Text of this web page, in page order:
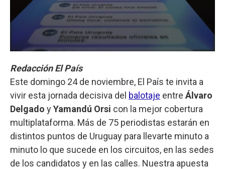
Redacción El País
Este domingo 24 de noviembre, El País te invita a
vivir esta jornada decisiva del balotaje entre Álvaro
Delgado yYamandú Orsi con la mejor cobertura
multiplataforma. Más de 75 periodistas estarán en
distintos puntos de Uruguay para llevarte minuto a
minuto lo que sucede en los circuitos, en las sedes
de los candidatos y en las calles. Nuestra apuesta